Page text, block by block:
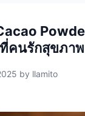
เตรียมส่วนผสมดั
รความสะดวกรวด
Llamito Matcha
คนรักสุขภา
by llamito